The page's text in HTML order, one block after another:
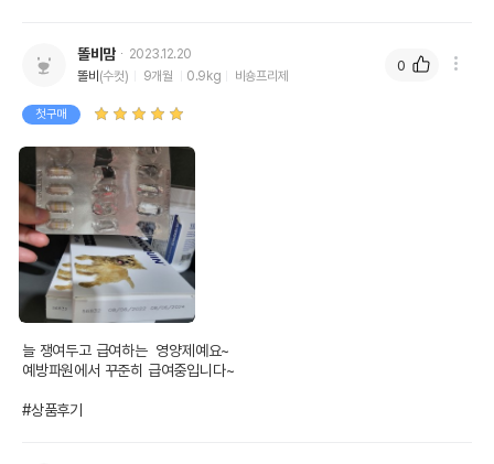
똘비맘
2023.12.20
똘비 (수컷) 9개월 0.9kg 비숑프리제
첫구매
늘 쟁여두고 급여하는  영양제예요~
예방파원에서 꾸준히 급여중입니다~
#상품후기
0